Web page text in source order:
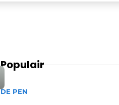
Populair
DE PEN